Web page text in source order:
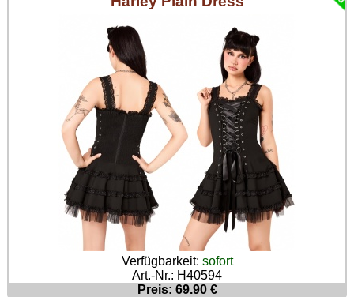
Verfügbarkeit: sofort
Art.-Nr.: H40594
Preis: 69.90 €